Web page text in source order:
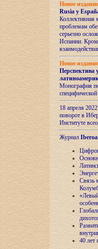
Новое
Rusia y
Коллективная
проблемам
серьезно
Испании.
Новое
Перспектива
Монография
18 апреля
поворот в
Институте
Журнал
Связь
40 лет